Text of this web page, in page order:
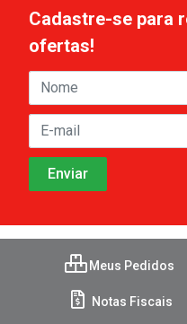
Cadastre-se para
ofertas!
Meus Pedidos
Notas Fiscais